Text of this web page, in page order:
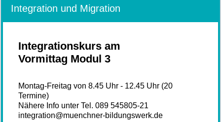
Integration und Migration
Integrationskurs am
Vormittag Modul 3
Montag-Freitag von 8.45 Uhr - 12.45 Uhr (20
Termine)
Nähere Info unter Tel. 089 545805-21
integration@muenchner-bildungswerk.de